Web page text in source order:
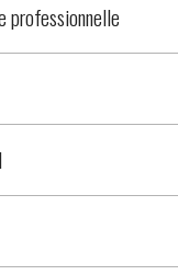
professionnelle